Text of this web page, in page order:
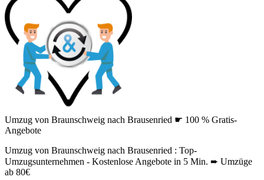
Umzug von Braunschweig nach Brausenried ☛ 100 % Gratis-
Angebote
Umzug von Braunschweig nach Brausenried : Top-
Umzugsunternehmen - Kostenlose Angebote in 5 Min. ➨ Umzüge
ab 80€